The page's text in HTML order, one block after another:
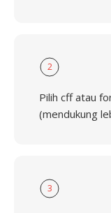
2
Pilih cff atau
(mendukung
3